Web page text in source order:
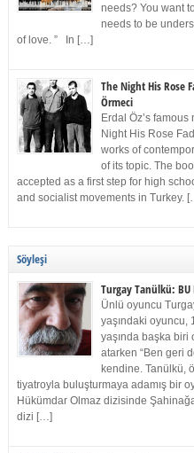
needs? You want
needs to be
of love. ” In […]
The Night His Rose
Örmeci
Erdal Öz’s
Night His Rose
works of
of its topic. The
accepted as a first step for high
and socialist movements in Turkey.
Söyleşi
Turgay Tanülkü: BU
Ünlü oyuncu
yaşındaki oyuncu,
yaşında başka biri
atarken “Ben geri
kendine. Tanülkü,
tiyatroyla buluşturmaya adamış bir
Hükümdar Olmaz dizisinde
dizi […]